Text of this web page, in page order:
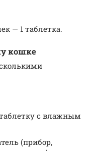
— 1 таблетка.
кошке
с влажным
(прибор,